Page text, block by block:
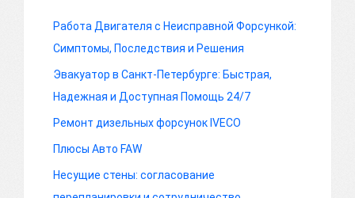
Работа Двигателя с Неисправной Форсункой:
Симптомы, Последствия и Решения
Эвакуатор в Санкт-Петербурге: Быстрая,
Надежная и Доступная Помощь 24/7
Ремонт дизельных форсунок IVECO
Плюсы Авто FAW
Несущие стены: согласование